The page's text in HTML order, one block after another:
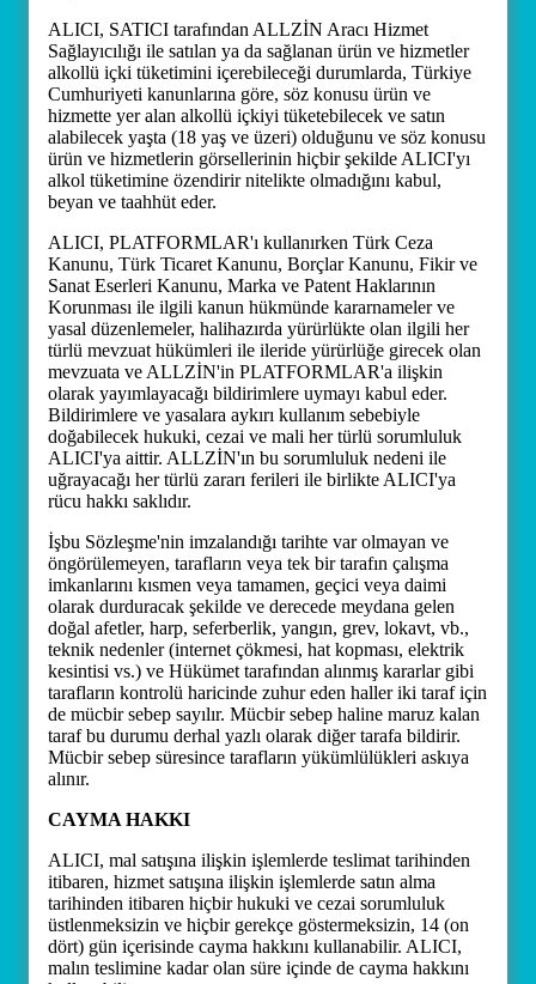
ALICI, SATICI tarafından ALLZİN Aracı Hizmet
Sağlayıcılığı ile satılan ya da sağlanan ürün ve hizmetler
alkollü içki tüketimini içerebileceği durumlarda, Türkiye
Cumhuriyeti kanunlarına göre, söz konusu ürün ve
hizmette yer alan alkollü içkiyi tüketebilecek ve satın
alabilecek yaşta (18 yaş ve üzeri) olduğunu ve söz konusu
ürün ve hizmetlerin görsellerinin hiçbir şekilde ALICI'yı
alkol tüketimine özendirir nitelikte olmadığını kabul,
beyan ve taahhüt eder.
ALICI, PLATFORMLAR'ı kullanırken Türk Ceza
Kanunu, Türk Ticaret Kanunu, Borçlar Kanunu, Fikir ve
Sanat Eserleri Kanunu, Marka ve Patent Haklarının
Korunması ile ilgili kanun hükmünde kararnameler ve
yasal düzenlemeler, halihazırda yürürlükte olan ilgili her
türlü mevzuat hükümleri ile ileride yürürlüğe girecek olan
mevzuata ve ALLZİN'in PLATFORMLAR'a ilişkin
olarak yayımlayacağı bildirimlere uymayı kabul eder.
Bildirimlere ve yasalara aykırı kullanım sebebiyle
doğabilecek hukuki, cezai ve mali her türlü sorumluluk
ALICI'ya aittir. ALLZİN'ın bu sorumluluk nedeni ile
uğrayacağı her türlü zararı ferileri ile birlikte ALICI'ya
rücu hakkı saklıdır.
İşbu Sözleşme'nin imzalandığı tarihte var olmayan ve
öngörülemeyen, tarafların veya tek bir tarafın çalışma
imkanlarını kısmen veya tamamen, geçici veya daimi
olarak durduracak şekilde ve derecede meydana gelen
doğal afetler, harp, seferberlik, yangın, grev, lokavt, vb.,
teknik nedenler (internet çökmesi, hat kopması, elektrik
kesintisi vs.) ve Hükümet tarafından alınmış kararlar gibi
tarafların kontrolü haricinde zuhur eden haller iki taraf için
de mücbir sebep sayılır. Mücbir sebep haline maruz kalan
taraf bu durumu derhal yazlı olarak diğer tarafa bildirir.
Mücbir sebep süresince tarafların yükümlülükleri askıya
alınır.
CAYMA HAKKI
ALICI, mal satışına ilişkin işlemlerde teslimat tarihinden
itibaren, hizmet satışına ilişkin işlemlerde satın alma
tarihinden itibaren hiçbir hukuki ve cezai sorumluluk
üstlenmeksizin ve hiçbir gerekçe göstermeksizin, 14 (on
dört) gün içerisinde cayma hakkını kullanabilir. ALICI,
malın teslimine kadar olan süre içinde de cayma hakkını